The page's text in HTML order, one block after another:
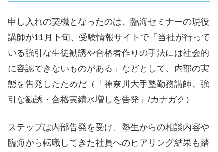
申し入れの契機となったのは、臨海セミナーの現役
講師が11月下旬、受験情報サイトで「当社が行って
いる強引な生徒勧誘や合格者作りの手法には社会的
に容認できないものがある」などとして、内部の実
態を告発したためだ（「神奈川大手塾勤務講師、強
引な勧誘・合格実績水増しを告発」/カナガク）
ステップは内部告発を受け、塾生からの相談内容や
臨海から転職してきた社員へのヒアリング結果も踏